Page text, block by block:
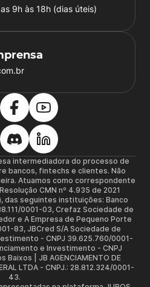
9h às 18h (dias úteis)
intermediadora do processo de
bancos, fintechs e clientes. Não
Atuamos como correspondente
CMN nº 4.935 de 2021
das seguintes instituições: Banco
0001-03, Crefaz Sociedade de
e A Empresa de Pequeno Porte
83, JBCred S/A Sociedade de
- CNPJ 39.625.760/0001-
e Investimento - CNPJ
Baixos | JB AGENCIAMENTO DE
LTDA - CNPJ.: 28.812.324/0001-
43.